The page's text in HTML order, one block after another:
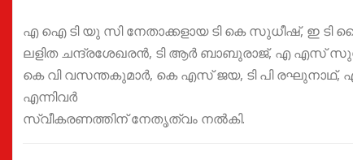
എ ഐ ടി യു സി നേതാക്കളായ ടി കെ സുധീഷ്, ഇ
ലളിത ചന്ദ്രശേഖരൻ, ടി ആർ ബാബുരാജ്, എ എസ്
കെ വി വസന്തകുമാർ, കെ എസ് ജയ, ടി പി രഘുനാഥ്,
എന്നിവർ
സ്വീകരണത്തിന് നേതൃത്വം നൽകി.